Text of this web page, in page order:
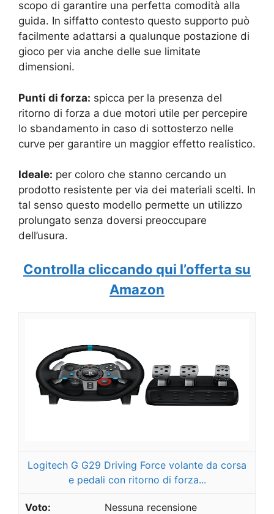
scopo di garantire una perfetta comodità alla
guida. In siffatto contesto questo supporto può
facilmente adattarsi a qualunque postazione di
gioco per via anche delle sue limitate
dimensioni.
Punti di forza: spicca per la presenza del
ritorno di forza a due motori utile per percepire
lo sbandamento in caso di sottosterzo nelle
curve per garantire un maggior effetto realistico.
Ideale: per coloro che stanno cercando un
prodotto resistente per via dei materiali scelti. In
tal senso questo modello permette un utilizzo
prolungato senza doversi preoccupare
dell’usura.
Controlla cliccando qui l’offerta su
Amazon
Logitech G G29 Driving Force volante da corsa
e pedali con ritorno di forza...
Nessuna recensione